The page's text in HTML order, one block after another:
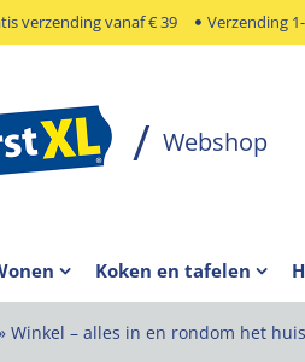
verzending vanaf € 39 Verzending
Koken en tafelen
Winkel – alles in en rondom het huis